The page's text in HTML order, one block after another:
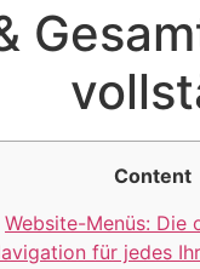
Content
Website-Menüs: Die
für jedes